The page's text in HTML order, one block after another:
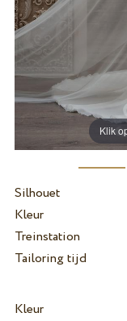
Klik
Silhouet
Kleur
Treinstation
Tailoring tijd
Kleur